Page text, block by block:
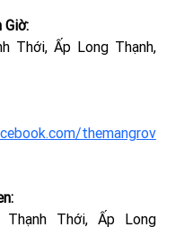
Thới, Ấp Long Thạnh,
themangrov
Thới, Ấp Long